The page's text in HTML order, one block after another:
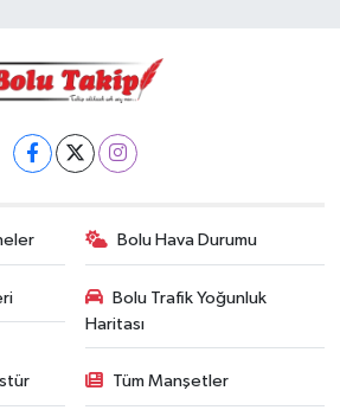
Bolu Hava Durumu
Bolu Trafik Yoğunluk
Haritası
Tüm Manşetler